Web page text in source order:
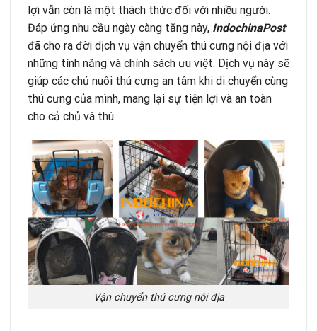
lợi vẫn còn là một thách thức đối với nhiều người.
Đáp ứng nhu cầu ngày càng tăng này, IndochinaPost
đã cho ra đời dịch vụ vận chuyển thú cưng nội địa với
những tính năng và chính sách ưu việt. Dịch vụ này sẽ
giúp các chủ nuôi thú cưng an tâm khi di chuyển cùng
thú cưng của mình, mang lại sự tiện lợi và an toàn
cho cả chủ và thú.
Vận chuyển thú cưng nội địa